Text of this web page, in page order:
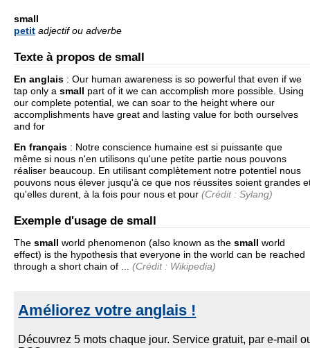
small
petit adjectif ou adverbe
Texte à propos de small
En anglais : Our human awareness is so powerful that even if we
tap only a small part of it we can accomplish more possible. Using
our complete potential, we can soar to the height where our
accomplishments have great and lasting value for both ourselves
and for
En français : Notre conscience humaine est si puissante que
même si nous n'en utilisons qu'une petite partie nous pouvons
réaliser beaucoup. En utilisant complètement notre potentiel nous
pouvons nous élever jusqu'à ce que nos réussites soient grandes
qu'elles durent, à la fois pour nous et pour (Crédit : Sylang)
Exemple d'usage de small
The small world phenomenon (also known as the small world
effect) is the hypothesis that everyone in the world can be reached
through a short chain of ... (Crédit : Wikipedia)